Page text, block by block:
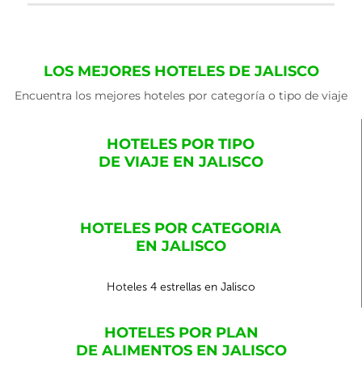
LOS MEJORES HOTELES DE JALISCO
Encuentra los mejores hoteles por categoría o tipo de viaje
HOTELES POR TIPO
DE VIAJE EN JALISCO
HOTELES POR CATEGORIA
EN JALISCO
Hoteles 4 estrellas en Jalisco
HOTELES POR PLAN
DE ALIMENTOS EN JALISCO